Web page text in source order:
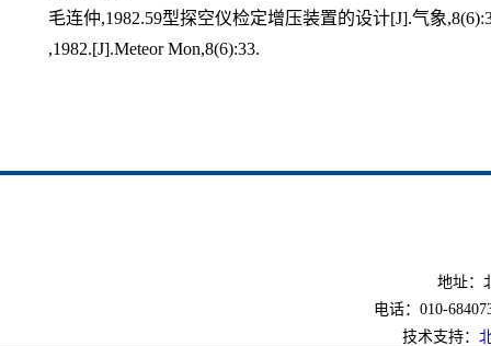
毛连仲,1982.59型探空仪检定增压装置的设计[J].气象
,1982.[J].Meteor Mon,8(6):33.
地址：
电话：010-
技术支持：